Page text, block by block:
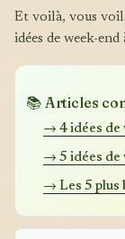
Et voilà, vous voilà paré.es pour un été sans fin avec ces 7
idées de week-
📚 Articles
→ 4 idées de
→ 5 idées de
→ Les 5 plus